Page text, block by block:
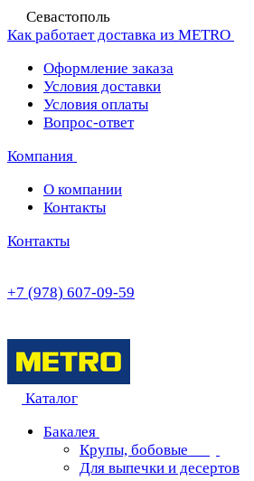
Севастополь
Как работает доставка из METRO
Оформление заказа
Условия доставки
Условия оплаты
Вопрос-ответ
Компания
О компании
Контакты
Контакты
+7 (978) 607-09-59
Каталог
Бакалея
Крупы, бобовые
Для выпечки и десертов